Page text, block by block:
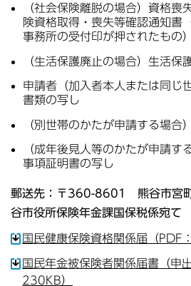
（社会保険離脱の場合）資格喪
険資格取得・喪失等確認通知書
事務所の受付印が押されたもの）
（生活保護廃止の場合）生活保
申請者（加入者本人または同じ
書類の写し
（別世帯のかたが申請する場合）
（成年後見人等のかたが申請す
事項証明書の写し
郵送先：〒360-8601 熊谷市宮
谷市役所保険年金課国保税係宛て
国民健康保険資格関係届（PDF
国民年金被保険者関係届書（申
230KB）